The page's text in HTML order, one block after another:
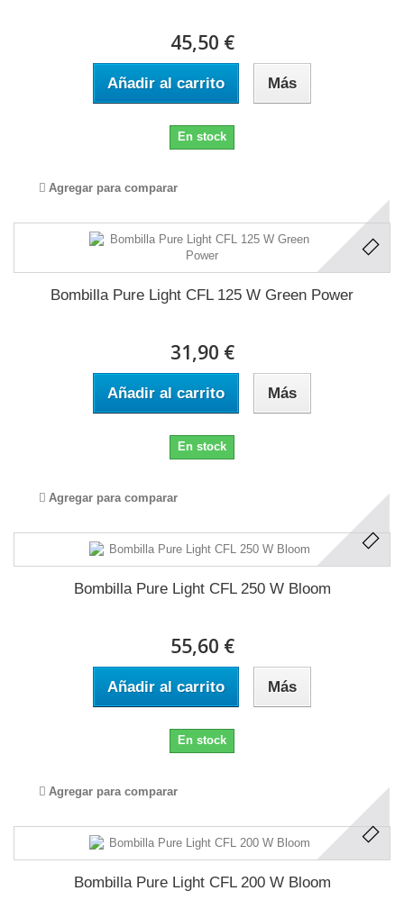
45,50 €
Añadir al carrito Más
En stock
Agregar para comparar
Bombilla Pure Light CFL 125 W Green Power
31,90 €
Añadir al carrito Más
En stock
Agregar para comparar
Bombilla Pure Light CFL 250 W Bloom
55,60 €
Añadir al carrito Más
En stock
Agregar para comparar
Bombilla Pure Light CFL 200 W Bloom